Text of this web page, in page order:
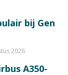
bij Gen
2026
A350-